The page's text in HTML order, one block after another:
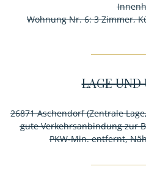
Wohnung Nr. 6: 3 Zimmer,
LAGE UND
26871 Aschendorf (Zentrale
gute Verkehrsanbindung zur
PKW-Min. entfernt,